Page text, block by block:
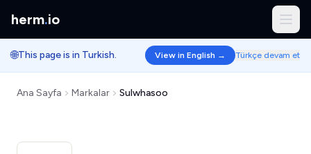
herm.io
🌐This page is in Turkish. View in English → Türkçe devam et
Ana Sayfa Markalar Sulwhasoo